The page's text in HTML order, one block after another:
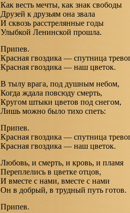
Как весть мечты, как знак свободы
Друзей к друзьям она звала
И сквозь расстрелянные годы
Улыбкой Ленинской прошла.
Припев.
Красная гвоздика — спутница
Красная гвоздика — наш цветок.
В тылу врага, под душным небом,
Когда ждала повсюду смерть,
Кругом штыки цветов под снегом,
Лишь можно было тихо спеть:
Припев.
Красная гвоздика — спутница
Красная гвоздика — наш цветок.
Любовь, и смерть, и кровь, и пламя
Переплелись в цветке отцов,
И вместе с нами, вместе с нами
Он в добрый, в трудный путь готов.
Припев.